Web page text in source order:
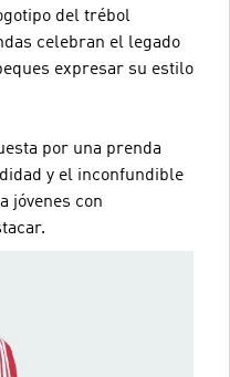
del trébol
celebran el legado
expresar su estilo
por una prenda
y el inconfundible
jóvenes con